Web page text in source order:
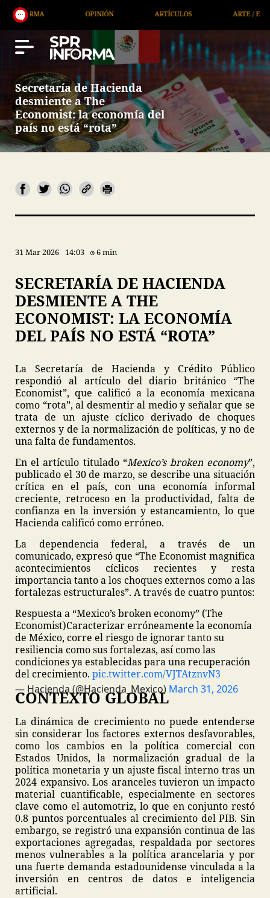
OPINIÓN ARTÍCULOS ARTE /
Secretaría de Hacienda
desmiente a The
Economist: la economía del
país no está “rota”
31 Mar 2026 14:03 6 min
SECRETARÍA DE HACIENDA
DESMIENTE A THE
ECONOMIST: LA ECONOMÍA
DEL PAÍS NO ESTÁ “ROTA”
La Secretaría de Hacienda y Crédito Público
respondió al artículo del diario británico “The
Economist”, que calificó a la economía mexicana
como “rota”, al desmentir al medio y señalar que se
trata de un ajuste cíclico derivado de choques
externos y de la normalización de políticas, y no de
una falta de fundamentos.
En el artículo titulado “Mexico’s broken economy”,
publicado el 30 de marzo, se describe una situación
crítica en el país, con una economía informal
creciente, retroceso en la productividad, falta de
confianza en la inversión y estancamiento, lo que
Hacienda calificó como erróneo.
La dependencia federal, a través de un
comunicado, expresó que “The Economist magnifica
acontecimientos cíclicos recientes y resta
importancia tanto a los choques externos como a las
fortalezas estructurales”. A través de cuatro puntos:
Respuesta a “Mexico’s broken economy” (The
Economist)Caracterizar erróneamente la economía
de México, corre el riesgo de ignorar tanto su
resiliencia como sus fortalezas, así como las
condiciones ya establecidas para una recuperación
del crecimiento. pic.twitter.com/VJTAtznvN3
— Hacienda (@Hacienda_Mexico) March 31, 2026
CONTEXTO GLOBAL
La dinámica de crecimiento no puede entenderse
sin considerar los factores externos desfavorables,
como los cambios en la política comercial con
Estados Unidos, la normalización gradual de la
política monetaria y un ajuste fiscal interno tras un
2024 expansivo. Los aranceles tuvieron un impacto
material cuantificable, especialmente en sectores
clave como el automotriz, lo que en conjunto restó
0.8 puntos porcentuales al crecimiento del PIB. Sin
embargo, se registró una expansión continua de las
exportaciones agregadas, respaldada por sectores
menos vulnerables a la política arancelaria y por
una fuerte demanda estadounidense vinculada a la
inversión en centros de datos e inteligencia
artificial.